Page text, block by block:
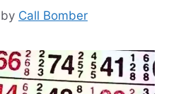
by Call Bomber